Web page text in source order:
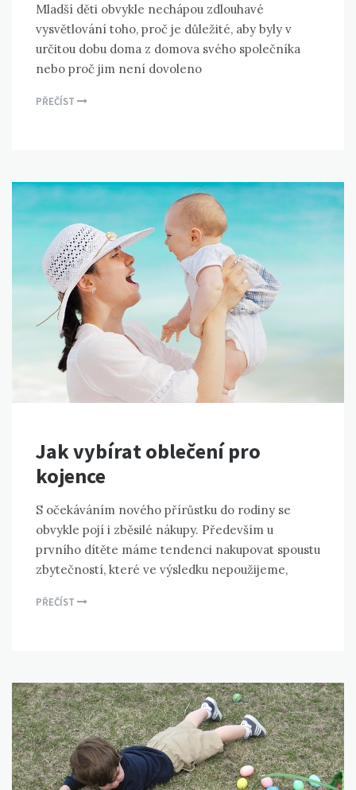
Mladší děti obvykle nechápou zdlouhavé
vysvětlování toho, proč je důležité, aby byly v
určitou dobu doma z domova svého společníka
nebo proč jim není dovoleno
PŘEČÍST
Jak vybírat oblečení pro
kojence
S očekáváním nového přírůstku do rodiny se
obvykle pojí i zběsilé nákupy. Především u
prvního dítěte máme tendenci nakupovat spoustu
zbytečností, které ve výsledku nepoužijeme,
PŘEČÍST